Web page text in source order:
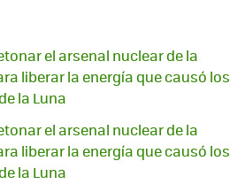
el arsenal nuclear de la
liberar la energía que causó los
la Luna
el arsenal nuclear de la
liberar la energía que causó los
la Luna